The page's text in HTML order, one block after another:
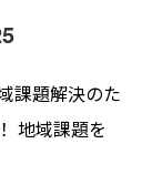
課題解決のた
地域課題を